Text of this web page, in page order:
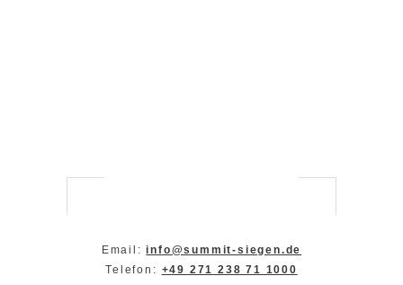
Email:info@summit-siegen.de
Telefon: +49 271 238 71 1000